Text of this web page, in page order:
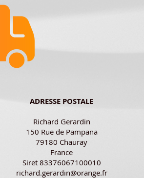
ADRESSE POSTALE
Richard Gerardin
150 Rue de Pampana
79180 Chauray
France
Siret 83376067100010
richard.gerardin@orange.fr